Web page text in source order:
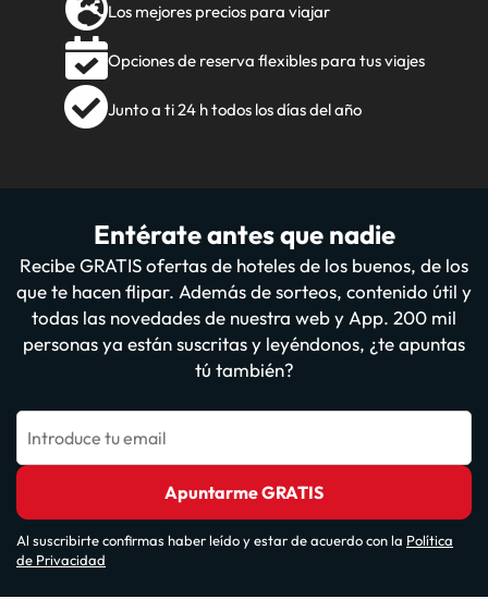
Los mejores precios para viajar
Opciones de reserva flexibles para tus viajes
Junto a ti 24 h todos los días del año
Entérate antes que nadie
Recibe GRATIS ofertas de hoteles de los buenos, de los
que te hacen flipar. Además de sorteos, contenido útil y
todas las novedades de nuestra web y App. 200 mil
personas ya están suscritas y leyéndonos, ¿te apuntas
tú también?
Introduce tu email
Apuntarme GRATIS
Al suscribirte confirmas haber leído y estar de acuerdo con la Política
de Privacidad